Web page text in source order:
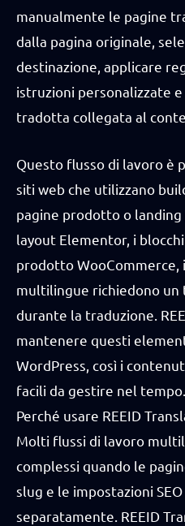
manualmente le pagine
dalla pagina originale,
destinazione, applicare
istruzioni personalizzate
tradotta collegata al
Questo flusso di lavoro è
siti web che utilizzano
pagine prodotto o landing
layout Elementor, i
prodotto WooCommerce,
multilingue richiedono
durante la traduzione.
mantenere questi
WordPress, così i
facili da gestire nel tempo.
Perché usare REEID
Molti flussi di lavoro
complessi quando le
slug e le impostazioni
separatamente. REEID